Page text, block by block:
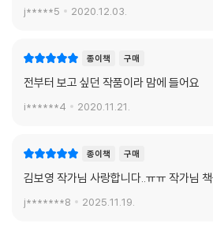
j*****5 2020.12.03.
종이책 구매
전부터 보고 싶던 작품이라 맘에 들어요
i******4 2020.11.21.
종이책 구매
김보영 작가님 사랑합니다..ㅠㅠ 작가님
j*******8 2025.11.19.